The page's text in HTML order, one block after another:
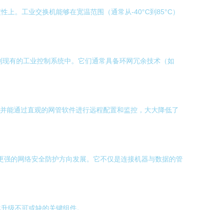
。工业交换机能够在宽温范围（通常从-40°C到85°C）
有的工业控制系统中。它们通常具备环网冗余技术（如
能通过直观的网管软件进行远程配置和监控，大大降低了
的网络安全防护方向发展。它不仅是连接机器与数据的管
级不可或缺的关键组件。